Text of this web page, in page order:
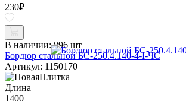
230₽
В наличии: 896 шт
Бордюр стальной БС-250.4.140-4-I-ЧС
Артикул: 1150170
Длина
1400